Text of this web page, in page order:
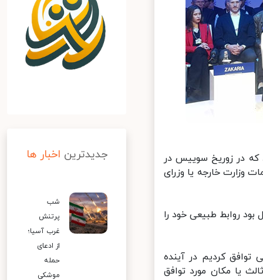
که در زوریخ سوییس در
خارجه یا وزرای
روابط طبیعی خود را
کردیم در آینده
یا مکان مورد توافق
جدیدترین اخبار ها
شب
پرتنش
غرب آسیا؛
از ادعای
حمله
موشکی